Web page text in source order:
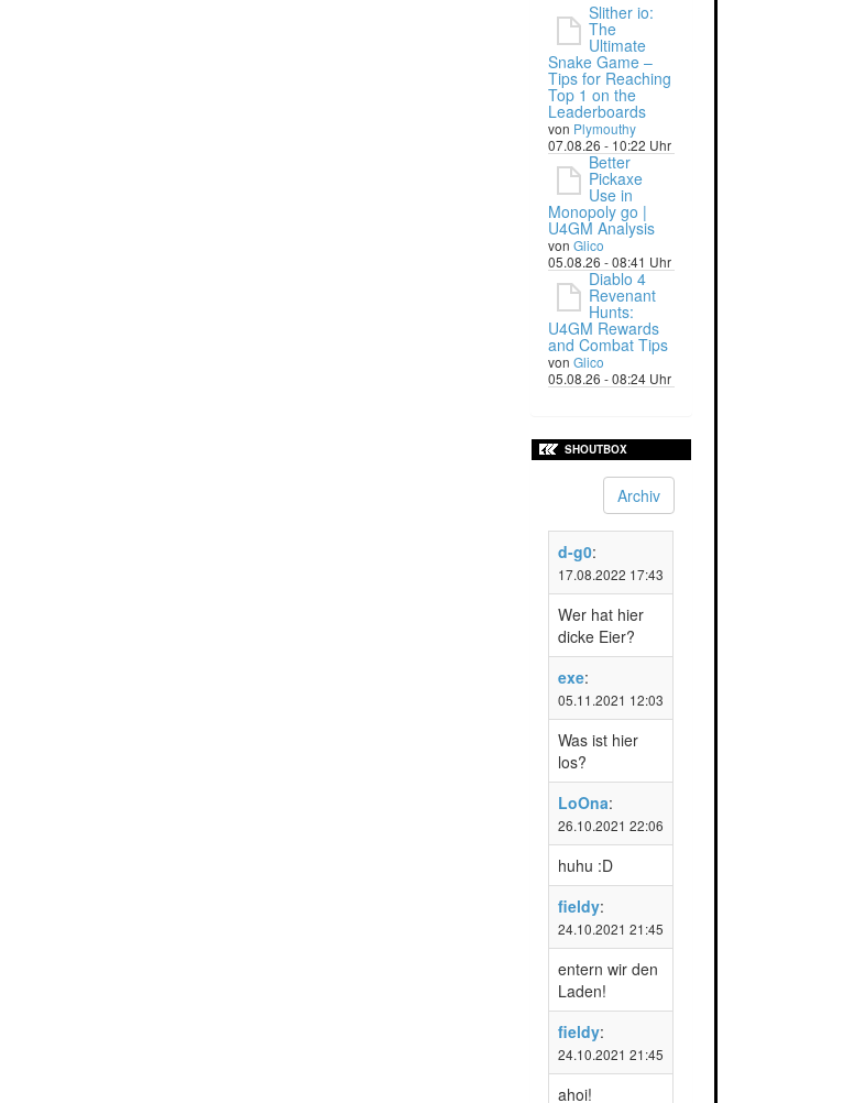
Slither io:
The
Ultimate
Snake Game –
Tips for Reaching
Top 1 on the
Leaderboards
von Plymouthy
07.08.26 - 10:22 Uhr
Better
Pickaxe
Use in
Monopoly go |
U4GM Analysis
vonGlico
05.08.26 - 08:41 Uhr
Diablo 4
Revenant
Hunts:
U4GM Rewards
and Combat Tips
vonGlico
05.08.26 - 08:24 Uhr
SHOUTBOX
Archiv
d-g0:
17.08.2022 17:43
Wer hat hier
dicke Eier?
exe:
05.11.2021 12:03
Was ist hier
los?
LoOna:
26.10.2021 22:06
huhu :D
fieldy:
24.10.2021 21:45
entern wir den
Laden!
fieldy:
24.10.2021 21:45
ahoi!